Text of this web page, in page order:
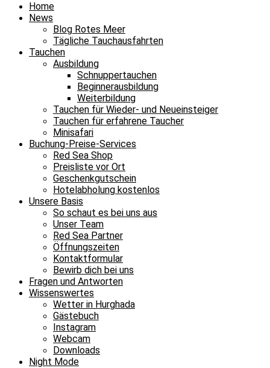
Home
News
Blog Rotes Meer
Tägliche Tauchausfahrten
Tauchen
Ausbildung
Schnuppertauchen
Beginnerausbildung
Weiterbildung
Tauchen für Wieder- und Neueinsteiger
Tauchen für erfahrene Taucher
Minisafari
Buchung-Preise-Services
Red Sea Shop
Preisliste vor Ort
Geschenkgutschein
Hotelabholung kostenlos
Unsere Basis
So schaut es bei uns aus
Unser Team
Red Sea Partner
Öffnungszeiten
Kontaktformular
Bewirb dich bei uns
Fragen und Antworten
Wissenswertes
Wetter in Hurghada
Gästebuch
Instagram
Webcam
Downloads
Night Mode